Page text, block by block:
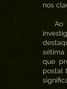
nos
Ao
que
postal